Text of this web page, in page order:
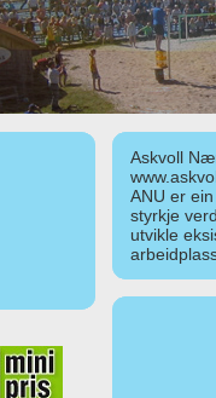
Askvoll
ANU er
styrkje
utvikle